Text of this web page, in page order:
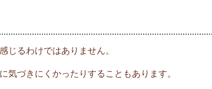
じるわけではありません。
気づきにくかったりすることもあります。